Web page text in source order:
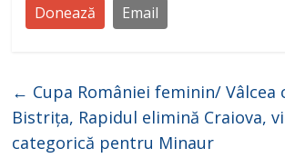
Donează
Email
← Cupa României feminin/ Vâlcea
Bistrița, Rapidul elimină Craiova,
categorică pentru Minaur